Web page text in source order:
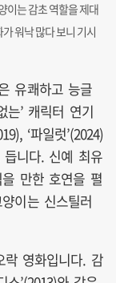
이는 감초 역할을 제대
워낙 많다 보니 기시
유쾌하고 능글
는’ 캐릭터 연기
‘파일럿’(2024)
니다. 신예 최유
만한 호연을 펼
이는 신스틸러
락 영화입니다. 감